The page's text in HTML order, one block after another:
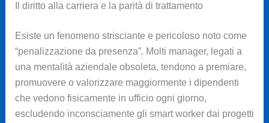
Il diritto alla carriera e la parità di trattamento
Esiste un fenomeno strisciante e pericoloso noto come
“penalizzazione da presenza”. Molti manager, legati a
una mentalità aziendale obsoleta, tendono a premiare,
promuovere o valorizzare maggiormente i dipendenti
che vedono fisicamente in ufficio ogni giorno,
escludendo inconsciamente gli smart worker dai progetti